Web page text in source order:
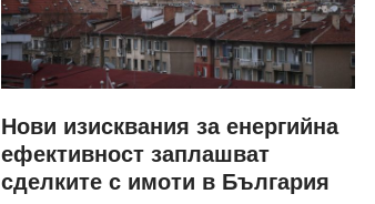
Нови изисквания за енергийна
ефективност заплашват
сделките с имоти в България